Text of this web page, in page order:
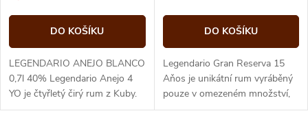
DO KOŠÍKU
LEGENDARIO ANEJO BLANCO
0,7l 40% Legendario Anejo 4
YO je čtyřletý čirý rum z Kuby.
Značka Legendario je
DO KOŠÍKU
Legendario Gran Reserva 15
Aňos je unikátní rum vyráběný
pouze v omezeném množství,
plněný do exkluzivních